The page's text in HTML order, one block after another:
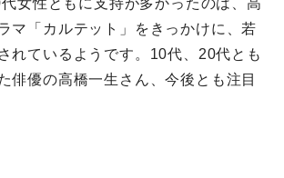
女性ともに支持が多かったのは、高
マ「カルテット」をきっかけに、若
れているようです。10代、20代とも
俳優の高橋一生さん、今後とも注目